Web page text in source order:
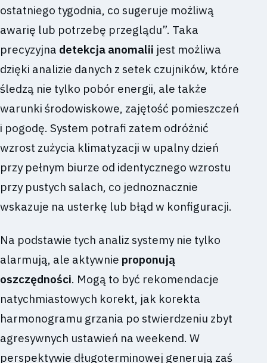
ostatniego tygodnia, co sugeruje możliwą
awarię lub potrzebę przeglądu”. Taka
precyzyjna detekcja anomalii jest możliwa
dzięki analizie danych z setek czujników, które
śledzą nie tylko pobór energii, ale także
warunki środowiskowe, zajętość pomieszczeń
i pogodę. System potrafi zatem odróżnić
wzrost zużycia klimatyzacji w upalny dzień
przy pełnym biurze od identycznego wzrostu
przy pustych salach, co jednoznacznie
wskazuje na usterkę lub błąd w konfiguracji.
Na podstawie tych analiz systemy nie tylko
alarmują, ale aktywnie proponują
oszczędności. Mogą to być rekomendacje
natychmiastowych korekt, jak korekta
harmonogramu grzania po stwierdzeniu zbyt
agresywnych ustawień na weekend. W
perspektywie długoterminowej generują zaś